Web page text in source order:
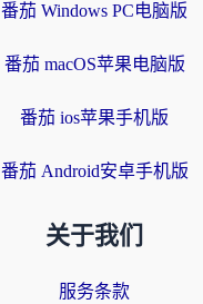
番茄 Windows PC电脑版
番茄 macOS苹果电脑版
番茄 ios苹果手机版
番茄 Android安卓手机版
关于我们
服务条款